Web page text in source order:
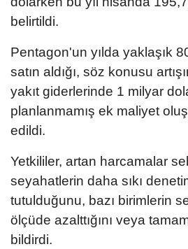
belirtildi.
Pentagon'un yılda yaklaşık
satın aldığı, söz konusu
yakıt giderlerinde 1 milyar
planlanmamış ek maliyet
edildi.
Yetkililer, artan harcamalar
seyahatlerin daha sıkı
tutulduğunu, bazı birimlerin
ölçüde azalttığını veya
bildirdi.